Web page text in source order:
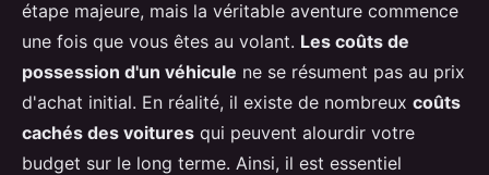
étape majeure, mais la véritable aventure commence
une fois que vous êtes au volant. Les coûts de
possession d'un véhicule ne se résument pas au prix
d'achat initial. En réalité, il existe de nombreux coûts
cachés des voitures qui peuvent alourdir votre
budget sur le long terme. Ainsi, il est essentiel